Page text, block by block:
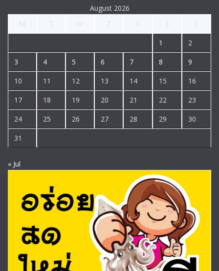
August 2026
1 2
3 4 5 6 7 8 9
10 11 12 13 14 15 16
17 18 19 20 21 22 23
24 25 26 27 28 29 30
31
« Jul